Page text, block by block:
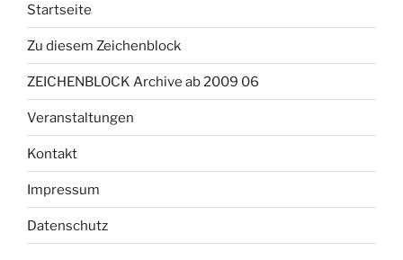
Startseite
Zu diesem Zeichenblock
ZEICHENBLOCK Archive ab 2009 06
Veranstaltungen
Kontakt
Impressum
Datenschutz